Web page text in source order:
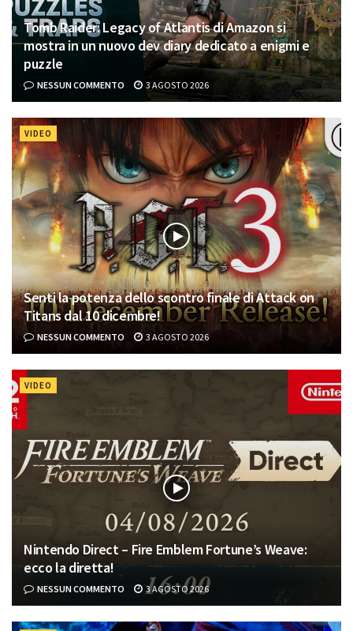
Tomb Raider: Legacy of Atlantis di Amazon si
mostra in un nuovo dev diary dedicato a enigmi e
puzzle
NESSUN COMMENTO 3 AGOSTO 2026
VIDEO
Senti la potenza dello scontro finale di Attack on
Titans dal 10 dicembre!
NESSUN COMMENTO 3 AGOSTO 2026
VIDEO
Nintendo Direct – Fire Emblem Fortune’s Weave:
ecco la diretta!
NESSUN COMMENTO 3 AGOSTO 2026